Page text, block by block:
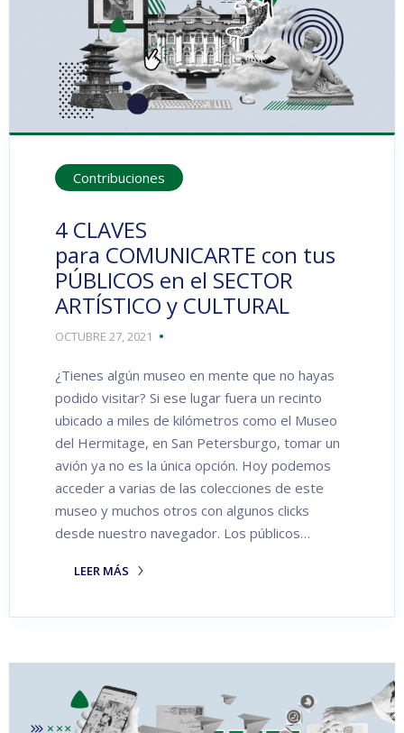
Contribuciones
4 CLAVES
para COMUNICARTE con tus
PÚBLICOS en el SECTOR
ARTÍSTICO y CULTURAL
OCTUBRE 27, 2021
¿Tienes algún museo en mente que no hayas
podido visitar? Si ese lugar fuera un recinto
ubicado a miles de kilómetros como el Museo
del Hermitage, en San Petersburgo, tomar un
avión ya no es la única opción. Hoy podemos
acceder a varias de las colecciones de este
museo y muchos otros con algunos clicks
desde nuestro navegador. Los públicos…
LEER MÁS